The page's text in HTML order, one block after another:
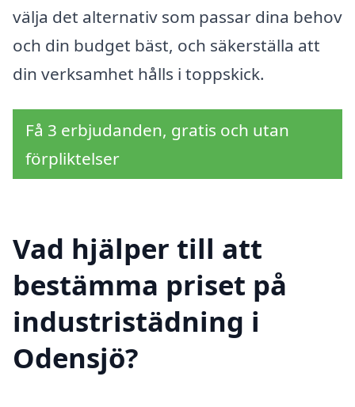
välja det alternativ som passar dina behov
och din budget bäst, och säkerställa att
din verksamhet hålls i toppskick.
Få 3 erbjudanden, gratis och utan
förpliktelser
Vad hjälper till att
bestämma priset på
industristädning i
Odensjö?